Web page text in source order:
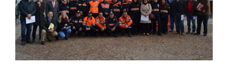
2020
el
mayor
número
de